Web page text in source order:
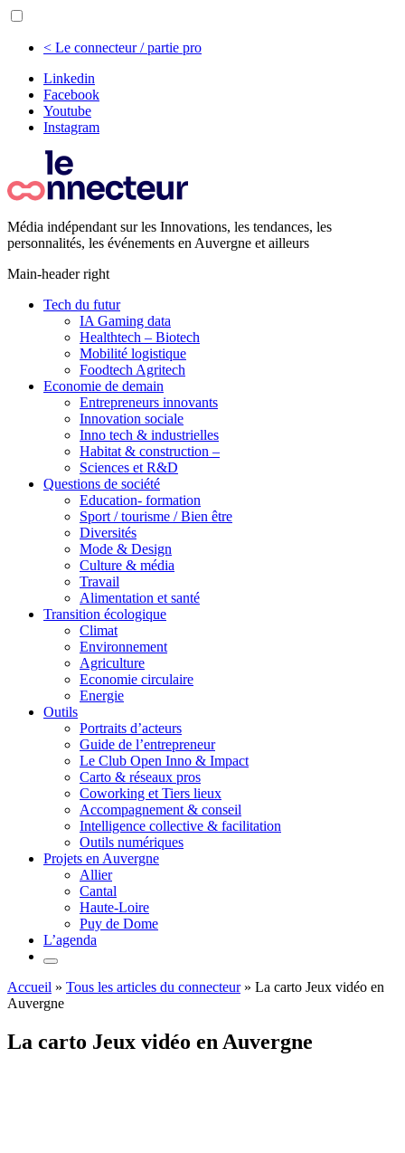
< Le connecteur / partie pro
Linkedin
Facebook
Youtube
Instagram
Média indépendant sur les Innovations, les tendances, les
personnalités, les événements en Auvergne et ailleurs
Main-header right
Tech du futur
IA Gaming data
Healthtech – Biotech
Mobilité logistique
Foodtech Agritech
Economie de demain
Entrepreneurs innovants
Innovation sociale
Inno tech & industrielles
Habitat & construction –
Sciences et R&D
Questions de société
Education- formation
Sport / tourisme / Bien être
Diversités
Mode & Design
Culture & média
Travail
Alimentation et santé
Transition écologique
Climat
Environnement
Agriculture
Economie circulaire
Energie
Outils
Portraits d’acteurs
Guide de l’entrepreneur
Le Club Open Inno & Impact
Carto & réseaux pros
Coworking et Tiers lieux
Accompagnement & conseil
Intelligence collective & facilitation
Outils numériques
Projets en Auvergne
Allier
Cantal
Haute-Loire
Puy de Dome
L’agenda
Accueil » Tous les articles du connecteur» La carto Jeux vidéo en
Auvergne
La carto Jeux vidéo en Auvergne